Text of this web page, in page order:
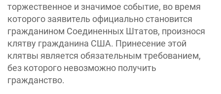
торжественное и значимое событие, во время
которого заявитель официально становится
гражданином Соединенных Штатов, произнося
клятву гражданина США. Принесение этой
клятвы является обязательным требованием,
без которого невозможно получить
гражданство.